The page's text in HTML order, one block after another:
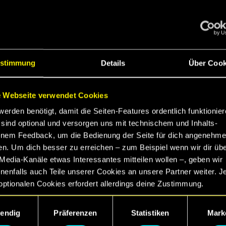
Details Über
Webseite verwendet Cookies
benötigt, damit die Seiten-Features ordentlich
optional und versorgen uns mit technischem und Inhalts-
Feedback, um die Bedienung der Seite für dich
Um dich besser zu erreichen – zum Beispiel wenn wir dir
Kanäle etwas Interessantes mitteilen wollen –, geben wir
auch Teile unserer Cookies an unsere Partner weiter.
Cookies erfordert allerdings deine Zustimmung.
zu unserer Nutzung von Cookies findest du unten im Menü
wo du, falls gewünscht, auch alle Einstellungen rund
Präferenzen Statistiken
du trotzdem die Welt der dunklen Zukunft mit
möchtest, dann schau dir das Spiel doch
den aktuellen Plattformen an – wo die
auch bedeutend schneller gehen wird.
Wir sehen uns in Night City!
JETZT KAUFEN